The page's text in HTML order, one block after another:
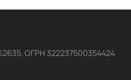
ОГРН 322237500354424